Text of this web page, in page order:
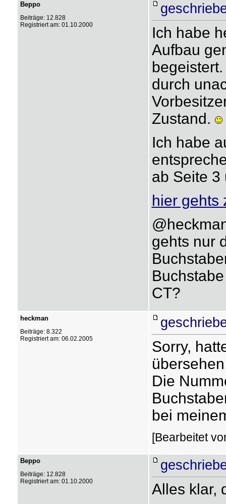
Beppo
Beiträge: 12.828
Registriert am: 01.10.2000
Ich habe
Aufbau
durch
Zustand.
Ich habe
ab Seite 3
hier gehts
gehts nur
CT?
heckman
Beiträge: 8.322
Registriert am: 06.02.2005
Sorry,
Die
bei
[Bearbeitet
Beppo
Beiträge: 12.828
Registriert am: 01.10.2000
Alles klar,